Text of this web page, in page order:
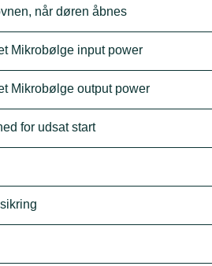
når døren åbnes
Mikrobølge input power
Mikrobølge output power
for udsat start